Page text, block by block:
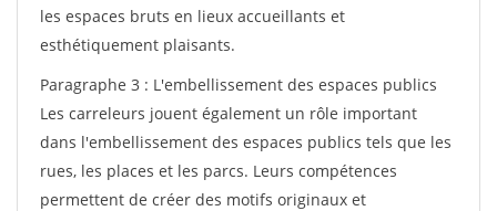
les espaces bruts en lieux accueillants et
esthétiquement plaisants.
Paragraphe 3 : L'embellissement des espaces publics
Les carreleurs jouent également un rôle important
dans l'embellissement des espaces publics tels que les
rues, les places et les parcs. Leurs compétences
permettent de créer des motifs originaux et